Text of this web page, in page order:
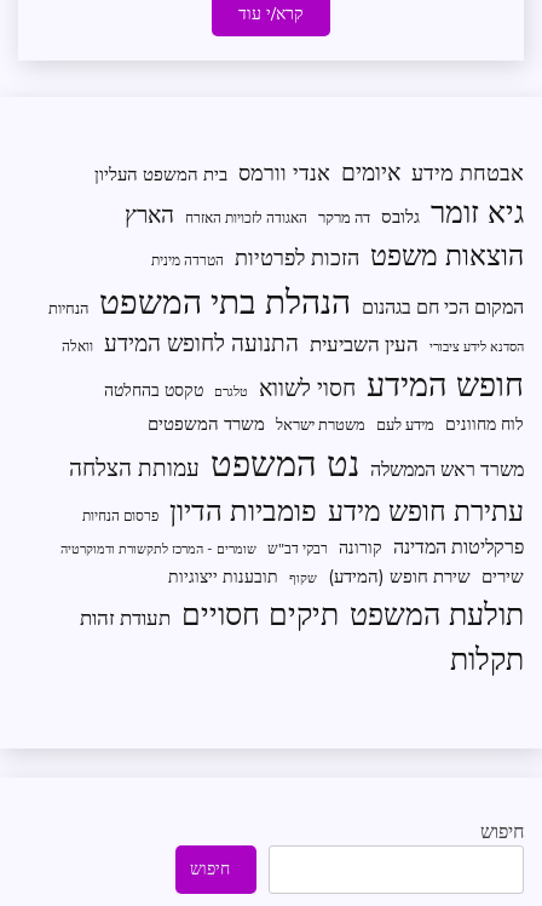
קרא/י עוד
אבטחת מידע איומים אנדי וורמס בית המשפט העליון
גיא זומר גלובס דה מרקר האגודה לזכויות האזרח הארץ
הוצאות משפט הזכות לפרטיות הטרדה מינית
המקום הכי חם בגהנום הנהלת בתי המשפט הנחיות
הסדנא לידע ציבורי העין השביעית התנועה לחופש המידע וואלה
חופש המידע חסוי לשווא טלגרם
טקסט בהחלטה
לוח מחוונים
מידע לעם משטרת ישראל משרד המשפטים
משרד ראש הממשלה נט המשפט עמותת הצלחה
עתירת חופש מידע פומביות הדיון פרסום הנחיות
פרקליטות המדינה קורונה רבקי דב"ש שומרים - המרכז לתקשורת ודמוקרטיה
שירים שירת חופש (המידע) שקוף תובענות ייצוגיות
תולעת המשפט תיקים חסויים תעודת זהות
תקלות
חיפוש
חיפוש